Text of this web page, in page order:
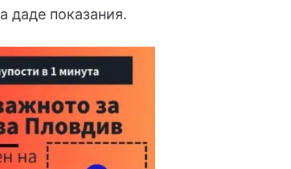
даде показания.